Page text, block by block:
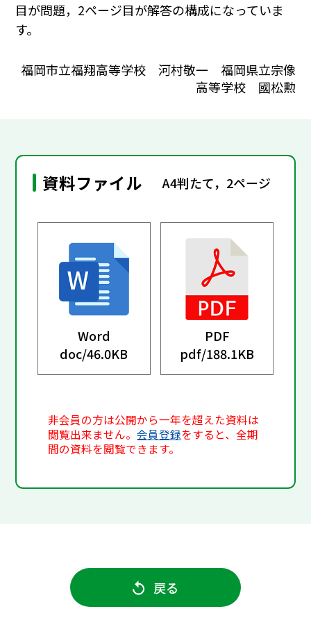
目が問題，2ページ目が解答の構成になっていま
す。
福岡市立福翔高等学校 河村敬一 福岡県立宗像
高等学校 國松勲
資料ファイル A4判たて，2ページ
Word
doc/46.0KB
PDF
pdf/188.1KB
非会員の方は公開から一年を超えた資料は
閲覧出来ません。会員登録をすると、全期
間の資料を閲覧できます。
戻る